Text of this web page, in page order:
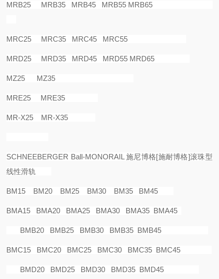
MRB25 MRB35 MRB45 MRB55 MRB65
MRC25 MRC35 MRC45 MRC55
MRD25 MRD35 MRD45 MRD55 MRD65
MZ25 MZ35
MRE25 MRE35
MR-X25 MR-X35
SCHNEEBERGER Ball-MONORAIL施尼博格[施耐博格]滚珠型
线性滑轨
BM15 BM20 BM25 BM30 BM35 BM45
BMA15 BMA20 BMA25 BMA30 BMA35 BMA45
BMB20 BMB25 BMB30 BMB35 BMB45
BMC15 BMC20 BMC25 BMC30 BMC35 BMC45
BMD20 BMD25 BMD30 BMD35 BMD45